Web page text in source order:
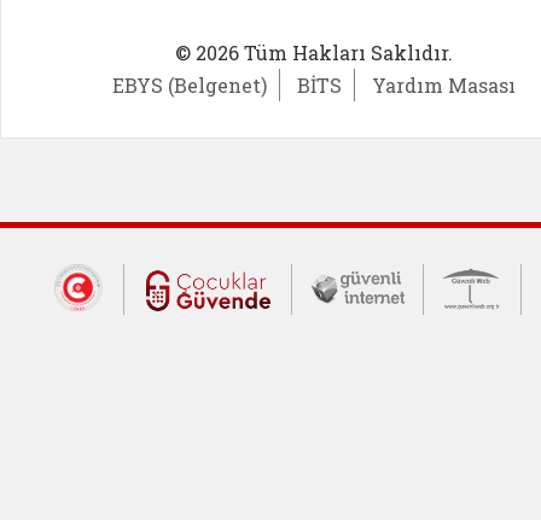
© 2026 Tüm Hakları Saklıdır.
EBYS (Belgenet)
BİTS Yardım Masası
Dış Bağlantılar
Cumhurbaşkanlığı İletişim Merkezi
Çocuklar Güvende (yeni
Güvenli